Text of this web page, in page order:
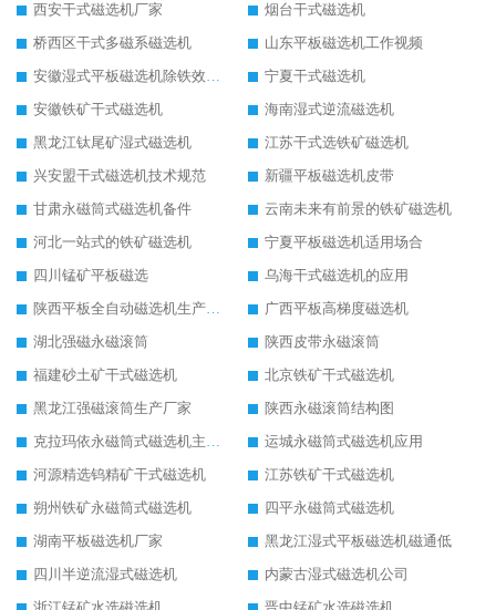
西安干式磁选机厂家
烟台干式磁选机
桥西区干式多磁系磁选机
山东平板磁选机工作视频
安徽湿式平板磁选机除铁效果怎么样
宁夏干式磁选机
安徽铁矿干式磁选机
海南湿式逆流磁选机
黑龙江钛尾矿湿式磁选机
江苏干式选铁矿磁选机
兴安盟干式磁选机技术规范
新疆平板磁选机皮带
甘肃永磁筒式磁选机备件
云南未来有前景的铁矿磁选机
河北一站式的铁矿磁选机
宁夏平板磁选机适用场合
四川锰矿平板磁选
乌海干式磁选机的应用
陕西平板全自动磁选机生产厂家
广西平板高梯度磁选机
湖北强磁永磁滚筒
陕西皮带永磁滚筒
福建砂土矿干式磁选机
北京铁矿干式磁选机
黑龙江强磁滚筒生产厂家
陕西永磁滚筒结构图
克拉玛依永磁筒式磁选机主要技术参数
运城永磁筒式磁选机应用
河源精选钨精矿干式磁选机
江苏铁矿干式磁选机
朔州铁矿永磁筒式磁选机
四平永磁筒式磁选机
湖南平板磁选机厂家
黑龙江湿式平板磁选机磁通低
四川半逆流湿式磁选机
内蒙古湿式磁选机公司